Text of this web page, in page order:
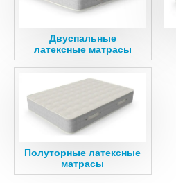
Двуспальные
латексные матрасы
Полуторные латексные
матрасы